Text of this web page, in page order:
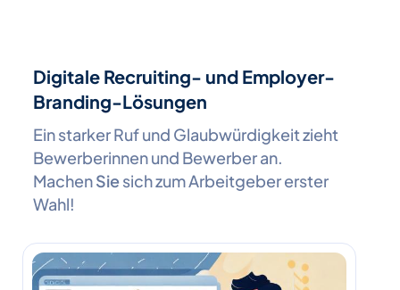
Digitale Recruiting- und Employer-
Branding-Lösungen
Ein starker Ruf und Glaubwürdigkeit zieht
Bewerberinnen und Bewerber an.
MachenSiesich zum Arbeitgeber erster
Wahl!